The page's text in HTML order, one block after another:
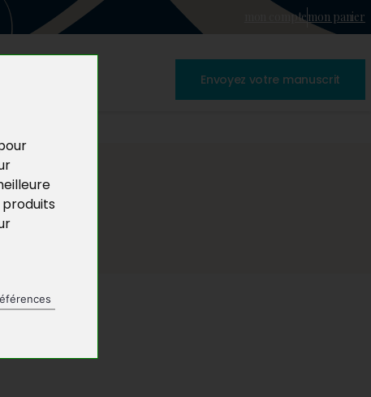
mon comptemon panier
Envoyez votre manuscrit